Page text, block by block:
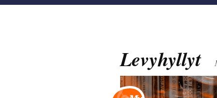
Levyhyllyt